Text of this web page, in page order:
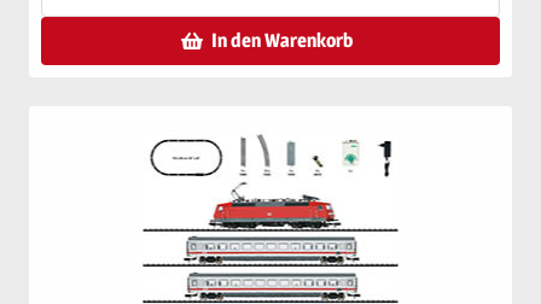
In den Warenkorb